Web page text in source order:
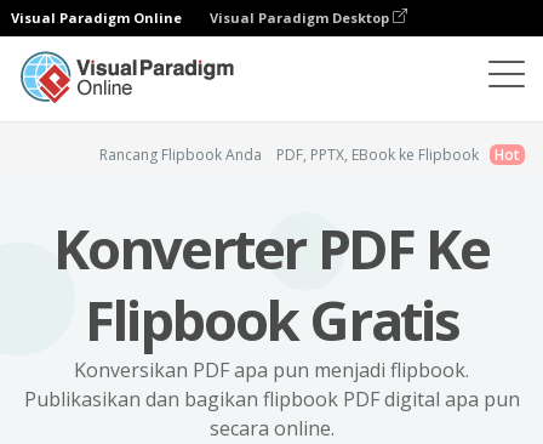
Visual Paradigm Online Visual Paradigm Desktop
Rancang Flipbook Anda PDF, PPTX, EBook ke Flipbook Hot
Konverter PDF Ke
Flipbook Gratis
Konversikan PDF apa pun menjadi flipbook.
Publikasikan dan bagikan flipbook PDF digital apa pun
secara online.